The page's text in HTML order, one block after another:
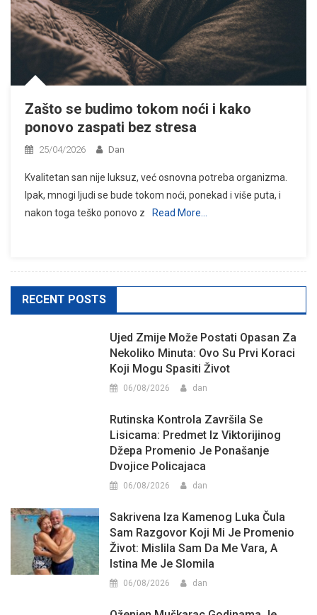
Zašto se budimo tokom noći i kako
ponovo zaspati bez stresa
25/04/2026 Dan
Kvalitetan san nije luksuz, već osnovna potreba organizma.
Ipak, mnogi ljudi se bude tokom noći, ponekad i više puta, i
nakon toga teško ponovo z
Read More…
RECENT POSTS
Ujed Zmije Može Postati Opasan Za
Nekoliko Minuta: Ovo Su Prvi Koraci
Koji Mogu Spasiti Život
06/08/2026 dan
Rutinska Kontrola Završila Se
Lisicama: Predmet Iz Viktorijinog
Džepa Promenio Je Ponašanje
Dvojice Policajaca
06/08/2026 dan
Sakrivena Iza Kamenog Luka Čula
Sam Razgovor Koji Mi Je Promenio
Život: Mislila Sam Da Me Vara, A
Istina Me Je Slomila
06/08/2026 dan